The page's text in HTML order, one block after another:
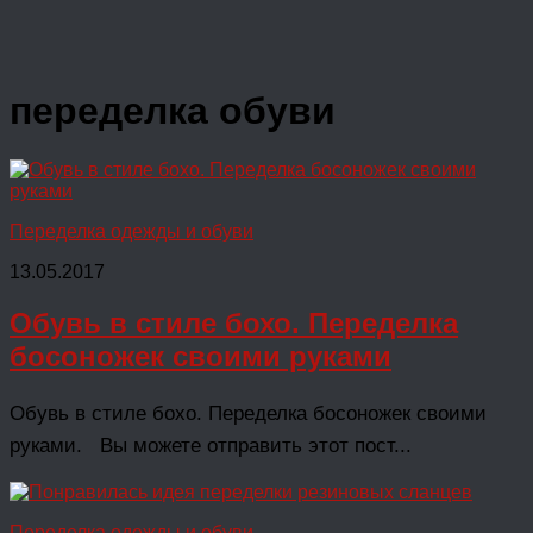
переделка обуви
Переделка одежды и обуви
13.05.2017
Обувь в стиле бохо. Переделка
босоножек своими руками
Обувь в стиле бохо. Переделка босоножек своими
руками. Вы можете отправить этот пост...